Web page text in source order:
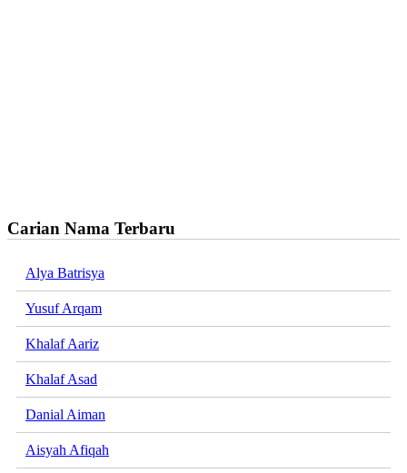
Carian Nama Terbaru
Alya Batrisya
Yusuf Arqam
Khalaf Aariz
Khalaf Asad
Danial Aiman
Aisyah Afiqah